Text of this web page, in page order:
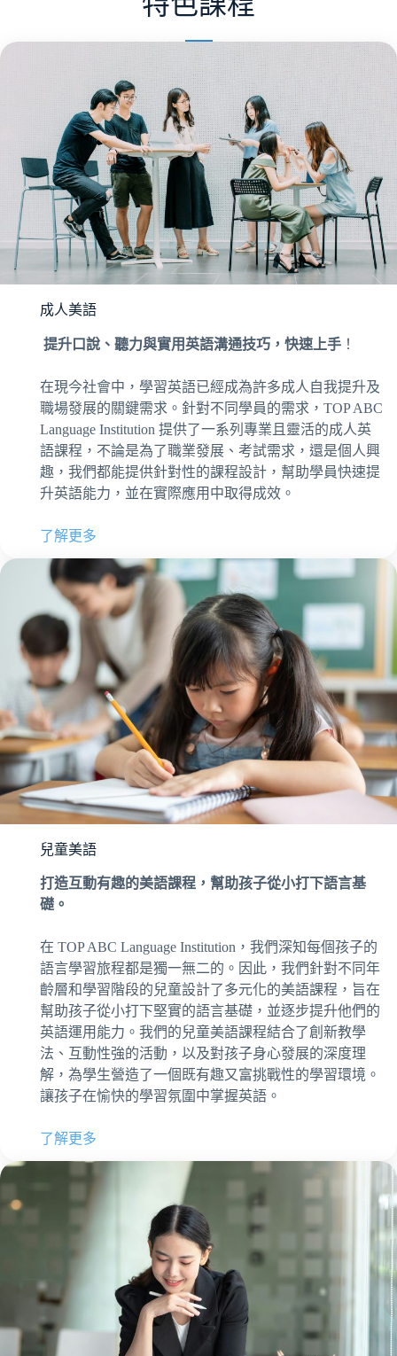
成人美語
提升口說、聽力與實用英語溝通技巧，快速上手 ！
在現今社會中，學習英語已經成為許多成人自我提升及
職場發展的關鍵需求。針對不同學員的需求，TOP ABC
Language Institution 提供了一系列專業且靈活的成人英
語課程，不論是為了職業發展、考試需求，還是個人興
趣，我們都能提供針對性的課程設計，幫助學員快速提
升英語能力，並在實際應用中取得成效。
了解更多
兒童美語
打造互動有趣的美語課程，幫助孩子從小打下語言基
礎。
在 TOP ABC Language Institution，我們深知每個孩子的
語言學習旅程都是獨一無二的。因此，我們針對不同年
齡層和學習階段的兒童設計了多元化的美語課程，旨在
幫助孩子從小打下堅實的語言基礎，並逐步提升他們的
英語運用能力。我們的兒童美語課程結合了創新教學
法、互動性強的活動，以及對孩子身心發展的深度理
解，為學生營造了一個既有趣又富挑戰性的學習環境。
讓孩子在愉快的學習氛圍中掌握英語。
了解更多